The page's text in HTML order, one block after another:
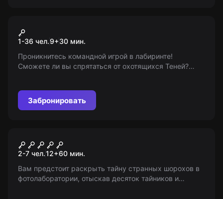
Прятки
1-36 чел.9+30 мин.
Проникнитесь командной игрой в лабиринте!
Сможете ли вы спрятаться от охотящихся Теней?
9+
Забронировать
Фотолаборатория призрака
2-7 чел.12+60 мин.
Вам предстоит раскрыть тайну странных шорохов в
фотолаборатории, отыскав десяток тайников и